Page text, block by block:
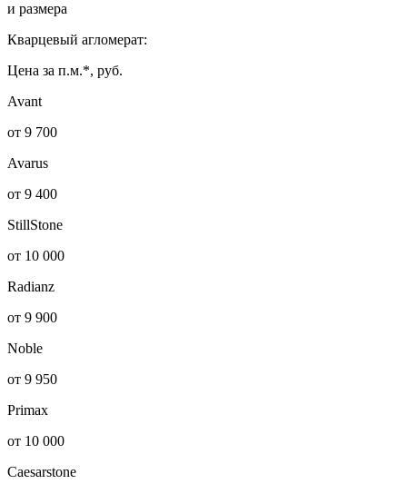
и размера
Кварцевый агломерат:
Цена за п.м.*, руб.
Avant
от 9 700
Avarus
от 9 400
StillStone
от 10 000
Radianz
от 9 900
Noble
от 9 950
Primax
от 10 000
Caesarstone